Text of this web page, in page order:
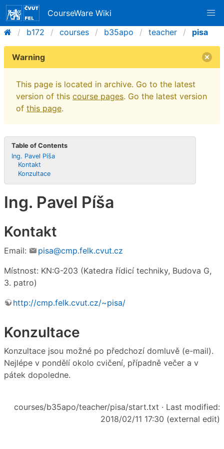
CourseWare Wiki
b172
courses b35apo teacher pisa
Warning
This page is located in archive. Go to the latest
version of this course pages. Go the latest version
of this page.
Table of Contents
Ing. Pavel Píša
Kontakt
Konzultace
Ing. Pavel Píša
Kontakt
Email:
pisa@cmp.felk.cvut.cz
Místnost: KN:G-203 (Katedra řídicí techniky, Budova G,
3. patro)
http://cmp.felk.cvut.cz/~pisa/
Konzultace
Konzultace jsou možné po předchozí domluvě (e-mail).
Nejlépe v pondělí okolo cvičení, případně večer a v
pátek dopoledne.
courses/b35apo/teacher/pisa/start.txt · Last modified:
2018/02/11 17:30 (external edit)